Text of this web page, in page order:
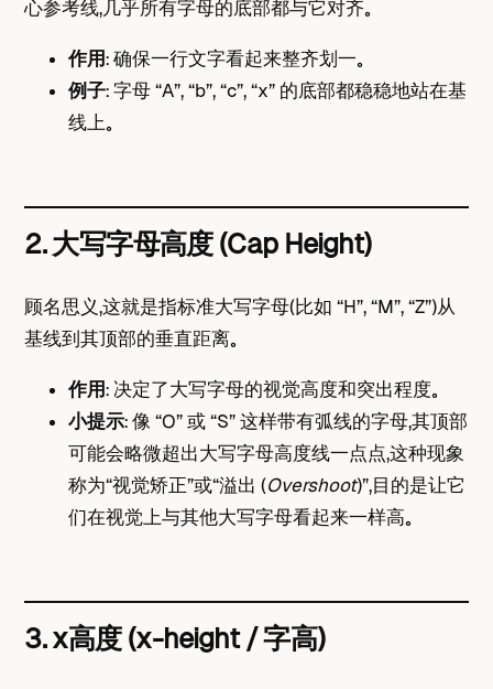
心参考线，几乎所有字母的底部都与它对齐。
作用： 确保一行文字看起来整齐划一。
例子： 字母 “A”, “b”, “c”, “x” 的底部都稳稳地站在基
线上。
2. 大写字母高度 (Cap Height)
顾名思义，这就是指标准大写字母（比如 “H”, “M”, “Z”）从
基线到其顶部的垂直距离。
作用： 决定了大写字母的视觉高度和突出程度。
小提示： 像 “O” 或 “S” 这样带有弧线的字母，其顶部
可能会略微超出大写字母高度线一点点，这种现象
称为“视觉矫正”或“溢出 (Overshoot)”，目的是让它
们在视觉上与其他大写字母看起来一样高。
3. x高度 (x-height / 字高)